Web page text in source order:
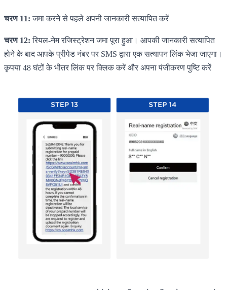
चरण 11: जमा करने से पहले अपनी जानकारी सत्यापित करें
चरण 12: रियल-नेम रजिस्ट्रेशन जमा पूरा हुआ। आपकी जानकारी सत्यापित
होने के बाद आपके प्रीपेड नंबर पर SMS द्वारा एक सत्यापन लिंक भेजा जाएगा।
कृपया 48 घंटों के भीतर लिंक पर क्लिक करें और अपना पंजीकरण पुष्टि करें